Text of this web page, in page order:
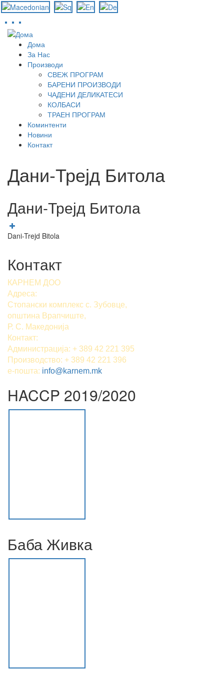
Skip
content
Дома
За Нас
Производи
СВЕЖ ПРОГРАМ
БАРЕНИ ПРОИЗВОДИ
ЧАДЕНИ ДЕЛИКАТЕСИ
КОЛБАСИ
ТРАЕН ПРОГРАМ
Коминтенти
Новини
Контакт
Дани-Трејд Битола
Дани-Трејд Битола
Dani-Trejd Bitola
Контакт
КАРНЕМ ДОО
Адреса:
Стопански комплекс с. Зубовце,
општина Врапчиште,
Р. С. Македонија
Контакт:
Администрација: + 389 42 221 395
Производство: + 389 42 221 396
е-пошта: info@karnem.mk
HACCP 2019/2020
Баба Живка